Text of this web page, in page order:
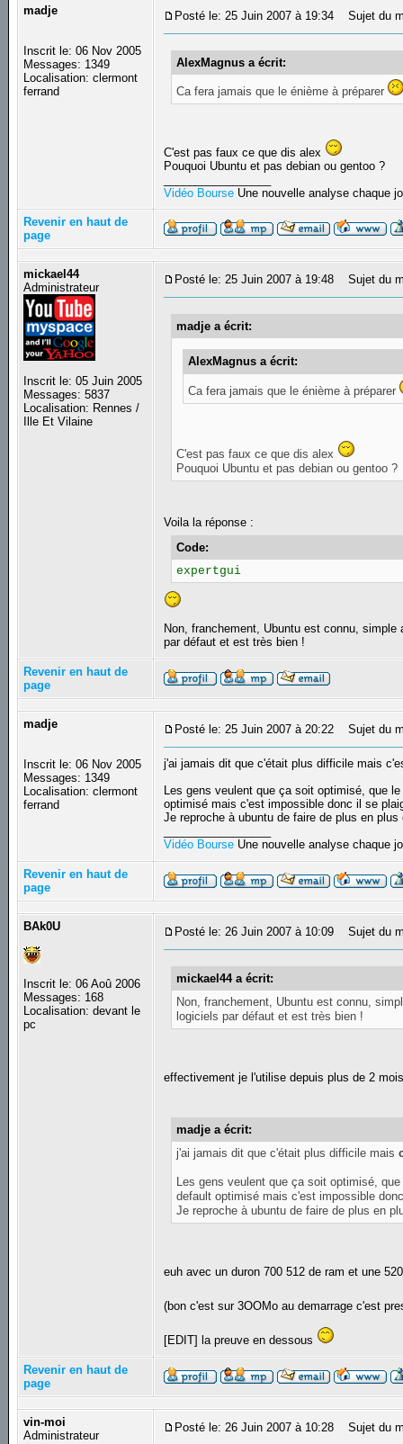
madje
Inscrit le: 06 Nov 2005
Messages: 1349
Localisation: clermont
ferrand
Posté le: 25 Juin 2007 à 19:34 Sujet du
AlexMagnus a écrit:
Ca fera jamais que le énième à préparer
C'est pas faux ce que dis alex
Pouquoi Ubuntu et pas debian ou gentoo ?
Vidéo Bourse Une nouvelle analyse chaque
Revenir en haut de
page
mickael44
Administrateur
Inscrit le: 05 Juin 2005
Messages: 5837
Localisation: Rennes /
Ille Et Vilaine
Posté le: 25 Juin 2007 à 19:48 Sujet du
madje a écrit:
AlexMagnus a écrit:
Ca fera jamais que le énième à préparer
C'est pas faux ce que dis alex
Pouquoi Ubuntu et pas debian ou gentoo ?
Voila la réponse :
Code:
expertgui
Non, franchement, Ubuntu est connu,
par défaut et est très bien !
Revenir en haut de
page
madje
Inscrit le: 06 Nov 2005
Messages: 1349
Localisation: clermont
ferrand
Posté le: 25 Juin 2007 à 20:22 Sujet du
j'ai jamais dit que c'était plus difficile mais
Les gens veulent que ça soit optimisé, que
optimisé mais c'est impossible donc il se
Je reproche à ubuntu de faire de plus en
Vidéo Bourse Une nouvelle analyse chaque
Revenir en haut de
page
BAk0U
Inscrit le: 06 Aoû 2006
Messages: 168
Localisation: devant le
pc
Posté le: 26 Juin 2007 à 10:09 Sujet du
mickael44 a écrit:
Non, franchement, Ubuntu est connu,
logiciels par défaut et est très bien !
effectivement je l'utilise depuis plus de 2
madje a écrit:
j'ai jamais dit que c'était plus difficile mais
Les gens veulent que ça soit optimisé,
default optimisé mais c'est impossible
Je reproche à ubuntu de faire de plus en
euh avec un duron 700 512 de ram et une
(bon c'est sur 3OOMo au demarrage c'est
[EDIT] la preuve en dessous
Revenir en haut de
page
vin-moi
Administrateur
Posté le: 26 Juin 2007 à 10:28 Sujet du